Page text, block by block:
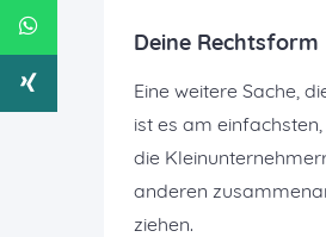
Deine Rechtsform
Eine weitere Sache,
ist es am
die
anderen
ziehen.